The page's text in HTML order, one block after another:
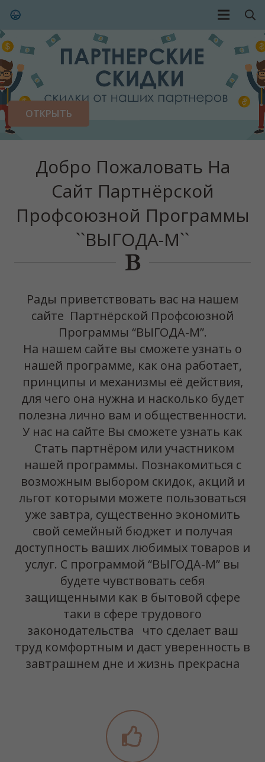
ОТКРЫТЬ
Добро Пожаловать На
Сайт Партнёрской
Профсоюзной Программы
``ВЫГОДА-М``
Рады приветствовать вас на нашем
сайте Партнёрской Профсоюзной
Программы “ВЫГОДА-М”.
На нашем сайте вы сможете узнать о
нашей программе, как она работает,
принципы и механизмы её действия,
для чего она нужна и насколько будет
полезна лично вам и общественности.
У нас на сайте Вы сможете узнать как
Стать партнёром или участником
нашей программы. Познакомиться с
возможным выбором скидок, акций и
льгот которыми можете пользоваться
уже завтра, существенно экономить
свой семейный бюджет и получая
доступность ваших любимых товаров и
услуг. С программой “ВЫГОДА-М” вы
будете чувствовать себя
защищенными как в бытовой сфере
таки в сфере трудового
законодательства что сделает ваш
труд комфортным и даст уверенность в
завтрашнем дне и жизнь прекрасна